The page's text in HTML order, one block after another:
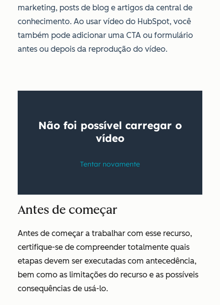
marketing, posts de blog e artigos da central de
conhecimento. Ao usar vídeo do HubSpot, você
também pode adicionar uma CTA ou formulário
antes ou depois da reprodução do vídeo.
Antes de começar
Antes de começar a trabalhar com esse recurso,
certifique-se de compreender totalmente quais
etapas devem ser executadas com antecedência,
bem como as limitações do recurso e as possíveis
consequências de usá-lo.